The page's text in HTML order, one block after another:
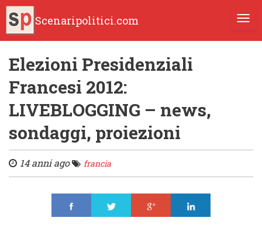
Scenaripolitici.com
Elezioni Presidenziali
Francesi 2012:
LIVEBLOGGING – news,
sondaggi, proiezioni
14 anni ago francia